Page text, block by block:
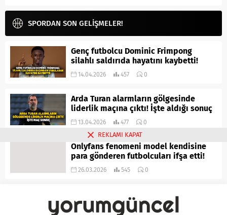
SPORDAN SON GELİŞMELER!
Genç futbolcu Dominic Frimpong
silahlı saldırıda hayatını kaybetti!
14.04.2026 457 0
Arda Turan alarmların gölgesinde
liderlik maçına çıktı! İşte aldığı sonuç
13.04.2026 477 0
Onlyfans fenomeni model kendisine
para gönderen futbolcuları ifşa etti!
26.03.2026 545 0
REKLAMI KAPAT